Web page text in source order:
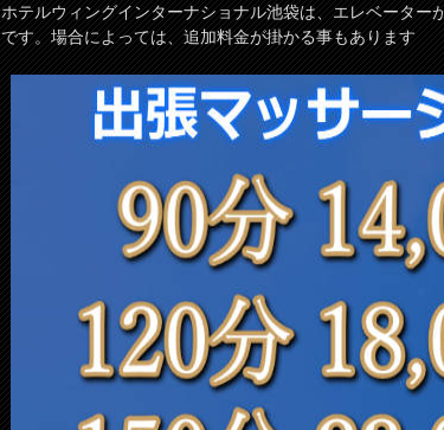
ホテルウィングインターナショナル池袋は、エレベーター
です。場合によっては、追加料金が掛かる事もあります